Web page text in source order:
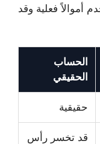
أموالاً فعلية وقد
الحساب
الحقيقي
حقيقية
قد تخسر رأس